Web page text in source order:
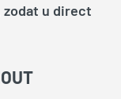
zodat u direct